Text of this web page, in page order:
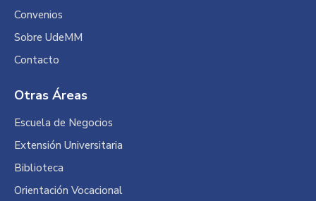
Convenios
Sobre UdeMM
Contacto
Otras Áreas
Escuela de Negocios
Extensión Universitaria
Biblioteca
Orientación Vocacional